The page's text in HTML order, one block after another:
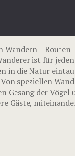
–
ist für
in die Natur
speziellen
Gesang der
Gäste,